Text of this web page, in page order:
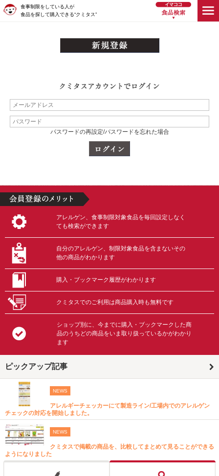
食事制限をしている人が
食品を探して購入できる“クミタス”
パスワードの再設定/パスワードを忘れた場合
アレルゲン、食事制限対象食品を毎回設定しなく
ても検索ができます
自分のアレルゲン、制限対象食品を含まないその
他の商品がわかります
購入・ブックマーク履歴がわかります
クミタスでのご利用は商品購入時も無料です
ショップ別に、今までに購入・ブックマークした商
品のうちどの商品をいま取り扱っているかがわかり
ます
ピックアップ記事
NEWS
アレルギーチェッカーにて製造ライン/工場内でのアレルゲン
チェックの対応を開始しました。
NEWS
クミタスで掲載の商品を、比較してまとめて見ることができる
ようになりました